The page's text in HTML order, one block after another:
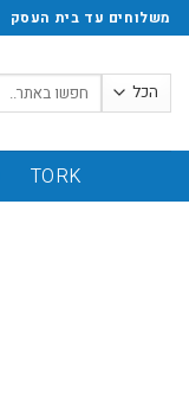
משלוחים עד בית העסק
TORK